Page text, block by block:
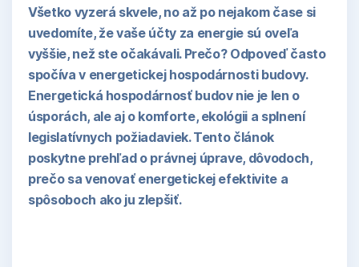
Všetko vyzerá skvele, no až po nejakom čase si
uvedomíte, že vaše účty za energie sú oveľa
vyššie, než ste očakávali. Prečo? Odpoveď často
spočíva v energetickej hospodárnosti budovy.
Energetická hospodárnosť budov nie je len o
úsporách, ale aj o komforte, ekológii a splnení
legislatívnych požiadaviek. Tento článok
poskytne prehľad o právnej úprave, dôvodoch,
prečo sa venovať energetickej efektivite a
spôsoboch ako ju zlepšiť.